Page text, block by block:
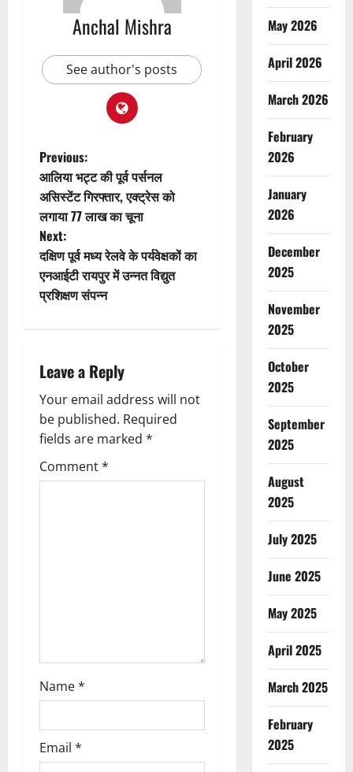
Anchal Mishra
See author's posts
P
o
s
t
n
v
i
g
a
t
Previous:
आलिया भट्ट की पूर्व पर्सनल
असिस्टेंट गिरफ्तार, एक्ट्रेस को
लगाया 77 लाख का चूना
Next:
दक्षिण पूर्व मध्य रेलवे के पर्यवेक्षकों का
एनआईटी रायपुर में उन्नत विद्युत
प्रशिक्षण संपन्न
Leave a Reply
Your email address will not
be published. Required
fields are marked *
Comment*
Name*
Email *
May 2026
April 2026
March 2026
February
2026
January
2026
December
2025
November
2025
October
2025
September
2025
August
2025
July 2025
June 2025
May 2025
April 2025
March 2025
February
2025